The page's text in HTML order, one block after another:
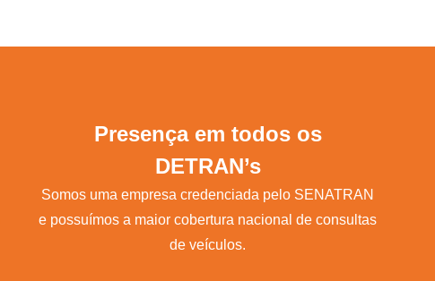
Presença em todos os
DETRAN’s
Somos uma empresa credenciada pelo SENATRAN
e possuímos a maior cobertura nacional de consultas
de veículos.